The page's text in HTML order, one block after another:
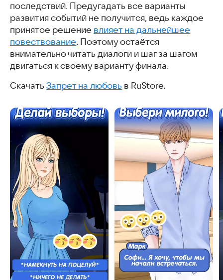
последствий. Предугадать все варианты
развития событий не получится, ведь каждое
принятое решение влияет на дальнейшее
повествование. Поэтому остаётся
внимательно читать диалоги и шаг за шагом
двигаться к своему варианту финала.
Скачать Запрет на любовь в RuStore.